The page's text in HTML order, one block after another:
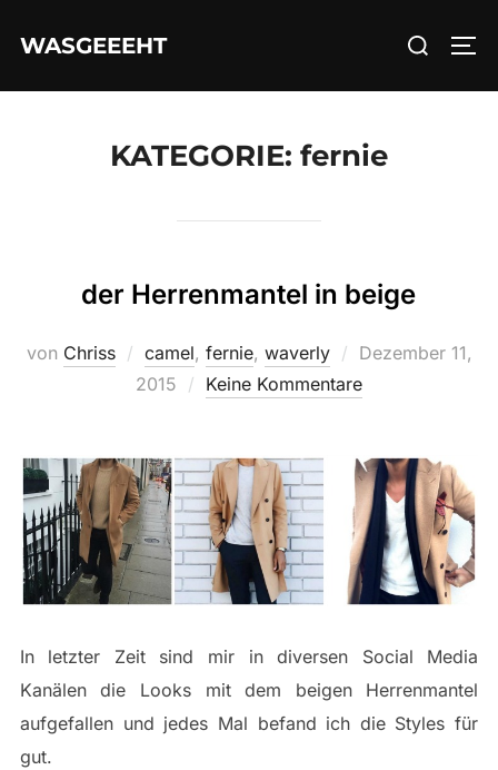
InhaltWASGEEEHT
Suchen
KATEGORIE: fernie
der Herrenmantel in beige
von Chriss camel, fernie, waverly
Veröffentlicht
am
Dezember 11,
2015
Keine Kommentare
In letzter Zeit sind mir in diversen Social Media
Kanälen die Looks mit dem beigen Herrenmantel
aufgefallen und jedes Mal befand ich die Styles für
gut.